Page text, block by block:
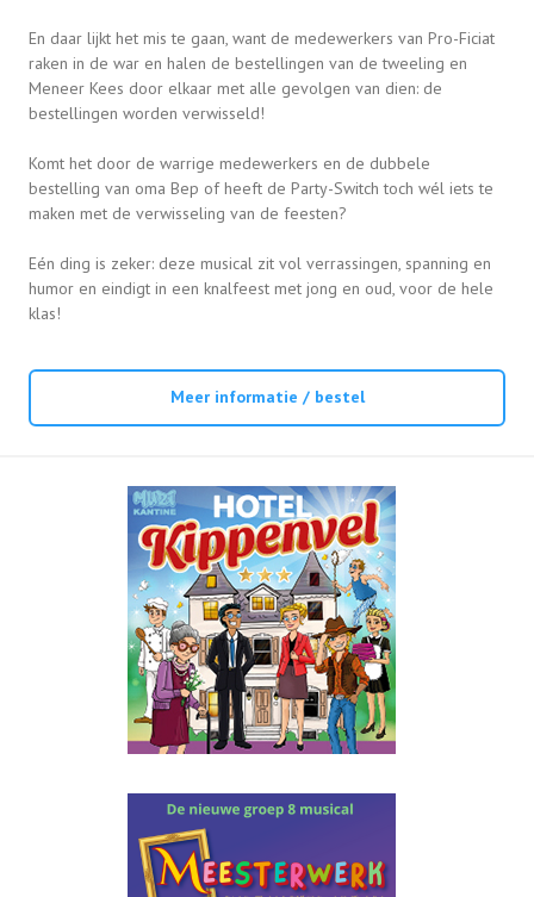
En daar lijkt het mis te gaan, want de medewerkers van Pro-Ficiat
raken in de war en halen de bestellingen van de tweeling en
Meneer Kees door elkaar met alle gevolgen van dien: de
bestellingen worden verwisseld!
Komt het door de warrige medewerkers en de dubbele
bestelling van oma Bep of heeft de Party-Switch toch wél iets te
maken met de verwisseling van de feesten?
Eén ding is zeker: deze musical zit vol verrassingen, spanning en
humor en eindigt in een knalfeest met jong en oud, voor de hele
klas!
Meer informatie / bestel